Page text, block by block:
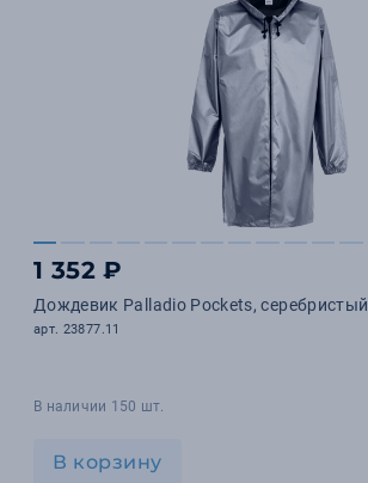
1 352 ₽
Дождевик Palladio Pockets, серебристый
арт. 23877.11
В наличии 150 шт.
В корзину